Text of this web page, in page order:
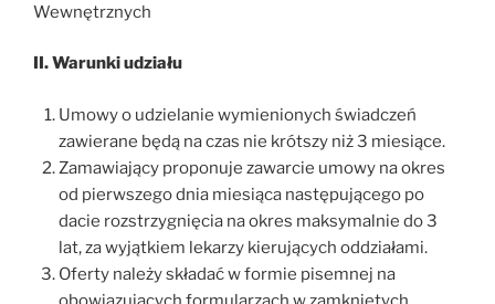
Wewnętrznych
II. Warunki udziału
Umowy o udzielanie wymienionych świadczeń
zawierane będą na czas nie krótszy niż 3 miesiące.
Zamawiający proponuje zawarcie umowy na okres
od pierwszego dnia miesiąca następującego po
dacie rozstrzygnięcia na okres maksymalnie do 3
lat, za wyjątkiem lekarzy kierujących oddziałami.
Oferty należy składać w formie pisemnej na